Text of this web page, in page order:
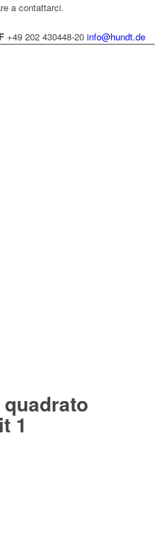
a contattarci.
F +49 202 430448-20 info@hundt.de
1